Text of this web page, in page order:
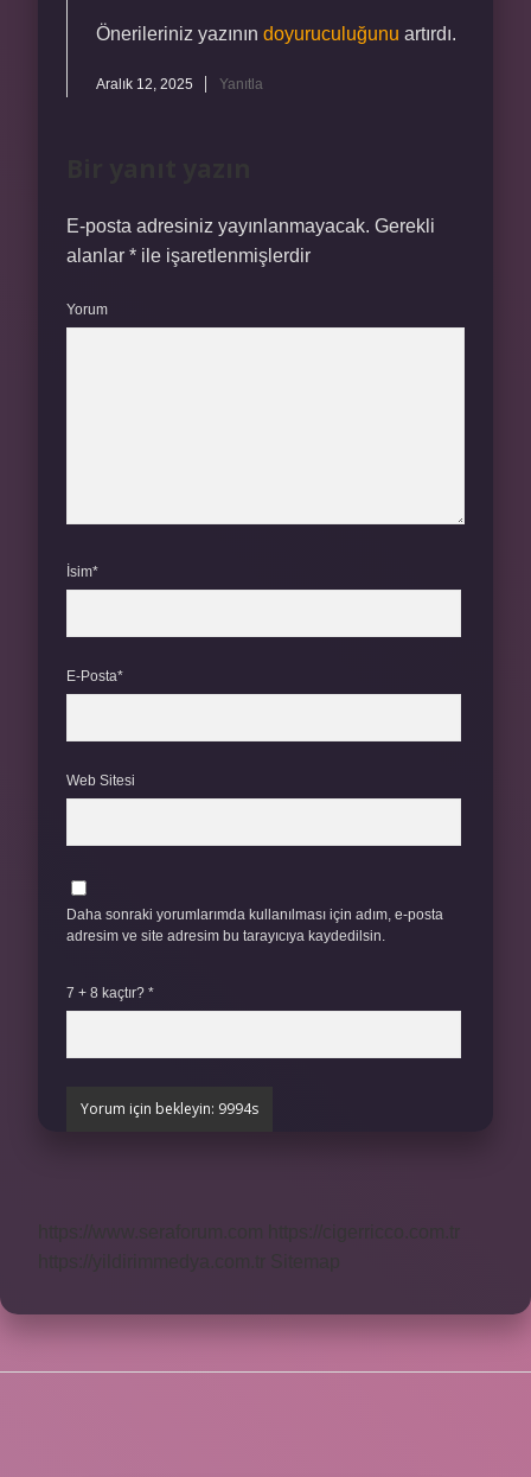
Önerileriniz yazının doyuruculuğunu artırdı.
Aralık 12, 2025 Yanıtla
E-posta adresiniz yayınlanmayacak. Gerekli
alanlar * ile işaretlenmişlerdir
Yorum
İsim*
E-Posta*
Web Sitesi
Daha sonraki yorumlarımda kullanılması için adım, e-posta
adresim ve site adresim bu tarayıcıya kaydedilsin.
7 + 8 kaçtır? *